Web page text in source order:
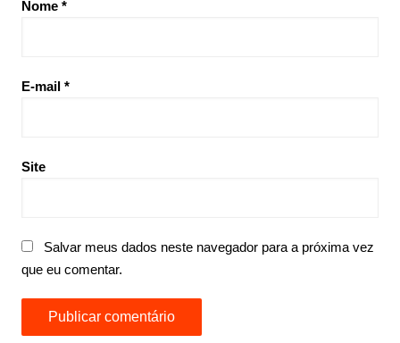
Nome *
E-mail *
Site
Salvar meus dados neste navegador para a próxima vez
que eu comentar.